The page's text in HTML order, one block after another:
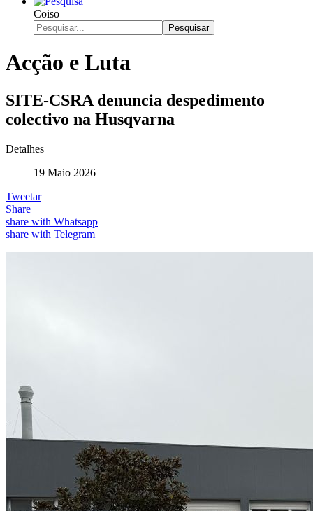
Coiso
Pesquisar
Acção e Luta
SITE-CSRA denuncia despedimento
colectivo na Husqvarna
Detalhes
19 Maio 2026
Tweetar
Share
share with Whatsapp
share with Telegram